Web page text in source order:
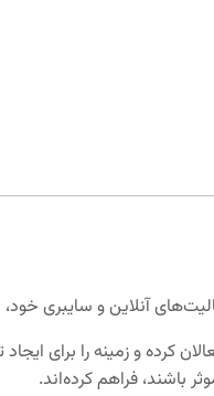
آنلاین و سایبری خود، بر
و زمینه را برای ایجاد
باشند، فراهم کرده‌اند.